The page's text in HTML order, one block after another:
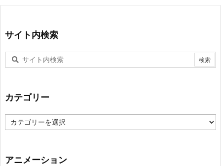
サイト内検索
カテゴリー
テ
ー
アニメーション